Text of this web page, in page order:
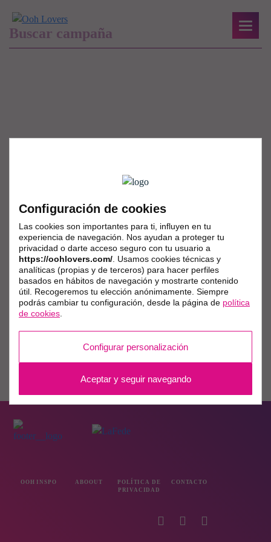
OOH INSPO ABOOUT
POLÍTICA DE
PRIVACIDAD
CONTACTO
Configuración de cookies
Las cookies son importantes para ti, influyen en tu
experiencia de navegación. Nos ayudan a proteger tu
privacidad o darte acceso seguro con tu usuario a
https://oohlovers.com/ . Usamos cookies técnicas y
analíticas (propias y de terceros) para hacer perfiles
basados en hábitos de navegación y mostrarte contenido
útil. Recogeremos tu elección anónimamente. Siempre
podrás cambiar tu configuración, desde la página de política
de cookies
Configurar personalización
Aceptar y seguir navegando